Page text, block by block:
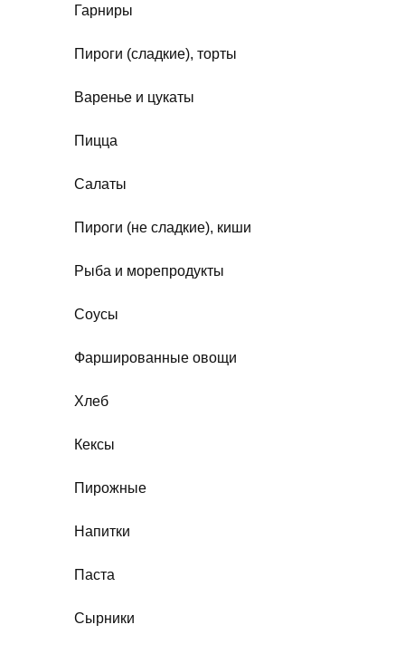
Гарниры
Пироги (сладкие), торты
Варенье и цукаты
Пицца
Салаты
Пироги (не сладкие), киши
Рыба и морепродукты
Соусы
Фаршированные овощи
Хлеб
Кексы
Пирожные
Напитки
Паста
Сырники